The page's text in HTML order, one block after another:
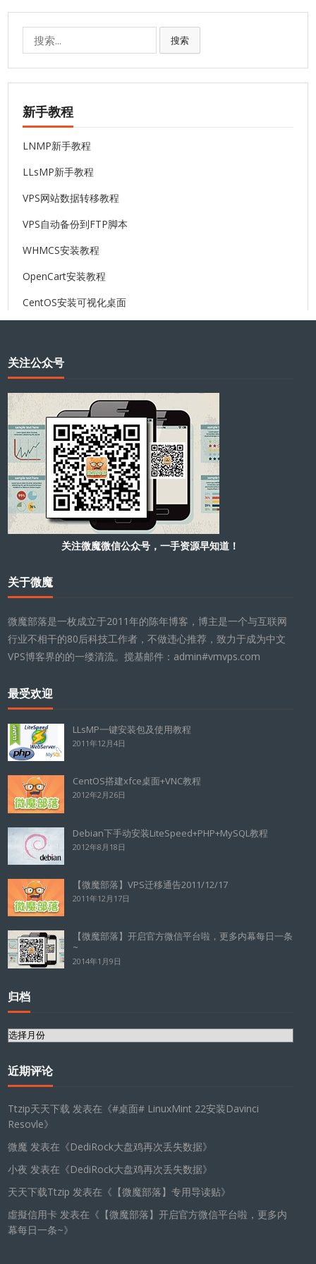
搜索
新手教程
LNMP新手教程
LLsMP新手教程
VPS网站数据转移教程
VPS自动备份到FTP脚本
WHMCS安装教程
OpenCart安装教程
CentOS安装可视化桌面
关注公众号
关注微魔微信公众号，一手资源早知道！
关于微魔
微魔部落是一枚成立于2011年的陈年博客，博主是一个与互联网
行业不相干的80后科技工作者，不做违心推荐，致力于成为中文
VPS博客界的的一缕清流。搅基邮件：admin#vmvps.com
最受欢迎
LLsMP一键安装包及使用教程
2011年12月4日
CentOS搭建xfce桌面+VNC教程
2012年2月26日
Debian下手动安装LiteSpeed+PHP+MySQL教程
2012年8月18日
【微魔部落】VPS迁移通告2011/12/17
2011年12月17日
【微魔部落】开启官方微信平台啦，更多内幕每日一条
~
2014年1月9日
归档
归
近期评论
Ttzip天天下载 发表在《#桌面# LinuxMint 22安装Davinci
Resovle》
微魔 发表在《DediRock大盘鸡再次丢失数据》
小夜 发表在《DediRock大盘鸡再次丢失数据》
天天下载Ttzip 发表在《 【微魔部落】专用导读贴》
虛擬信用卡 发表在《 【微魔部落】开启官方微信平台啦，更多内
幕每日一条~》